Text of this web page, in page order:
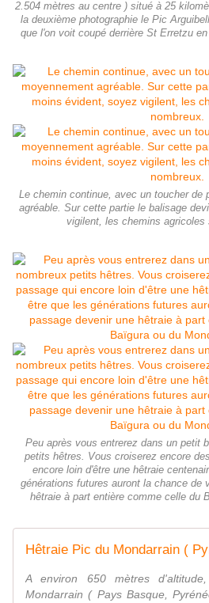
2.504 mètres au centre ) situé à 25
la deuxième photographie le Pic
que l'on voit coupé derrière St Erretzu
Le chemin continue, avec un toucher de
agréable. Sur cette partie le balisage
vigilent, les chemins agricoles
Peu après vous entrerez dans un petit
petits hêtres. Vous croiserez encore
encore loin d'être une hêtraie
générations futures auront la chance de
hêtraie à part entière comme celle du
A environ 650 mètres
Mondarrain ( Pays Basque,